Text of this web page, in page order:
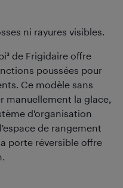
ni rayures visibles.
de Frigidaire offre
poussées pour
Ce modèle sans
manuellement la glace,
d'organisation
de rangement
porte réversible offre